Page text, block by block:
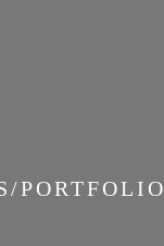
PORTFOLIO